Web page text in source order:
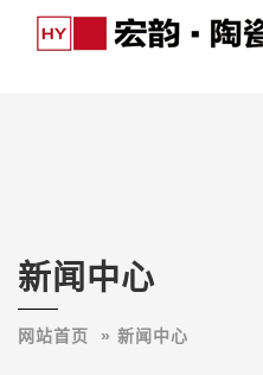
新闻中心
网站首页 ­­­» 新闻中心